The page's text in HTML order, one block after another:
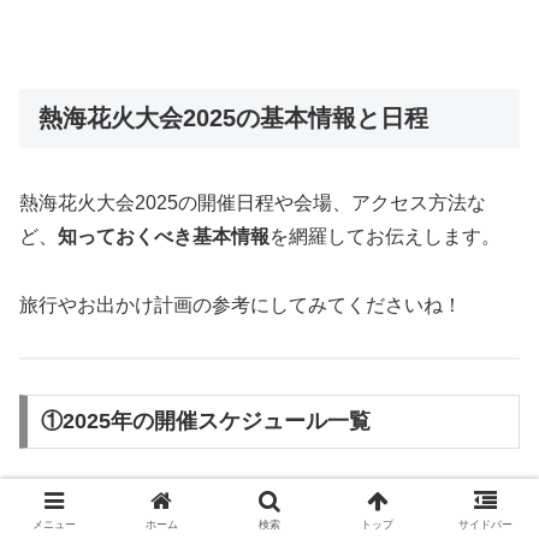
熱海花火大会2025の基本情報と日程
熱海花火大会2025の開催日程や会場、アクセス方法な
ど、 知っておくべき基本情報を網羅してお伝えします。
旅行やお出かけ計画の参考にしてみてくださいね！
①2025年の開催スケジュール一覧
熱海の花火大会は、 1年でなんと16回以上も開催されるん
です！
メニュー ホーム 検索 トップ サイドバー